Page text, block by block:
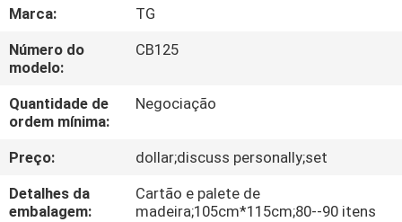
EXCURSÃO
DA
FÁBRICA
CONTROLE
DA
QUALIDADE
Marca:
TG
Número do
modelo:
CB125
Quantidade de
ordem mínima:
Negociação
Preço:
dollar;discuss personally;set
Detalhes da
embalagem:
Cartão e palete de
madeira;105cm*115cm;80--90 itens